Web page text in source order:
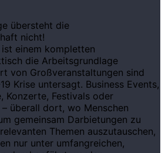
übersteht die
nicht!
einem kompletten
die Arbeitsgrundlage
von Großveranstaltungen sind
Krise untersagt. Business Events,
Konzerte, Festivals oder
überall dort, wo Menschen
gemeinsam Darbietungen zu
Themen auszutauschen,
nur unter umfangreichen,